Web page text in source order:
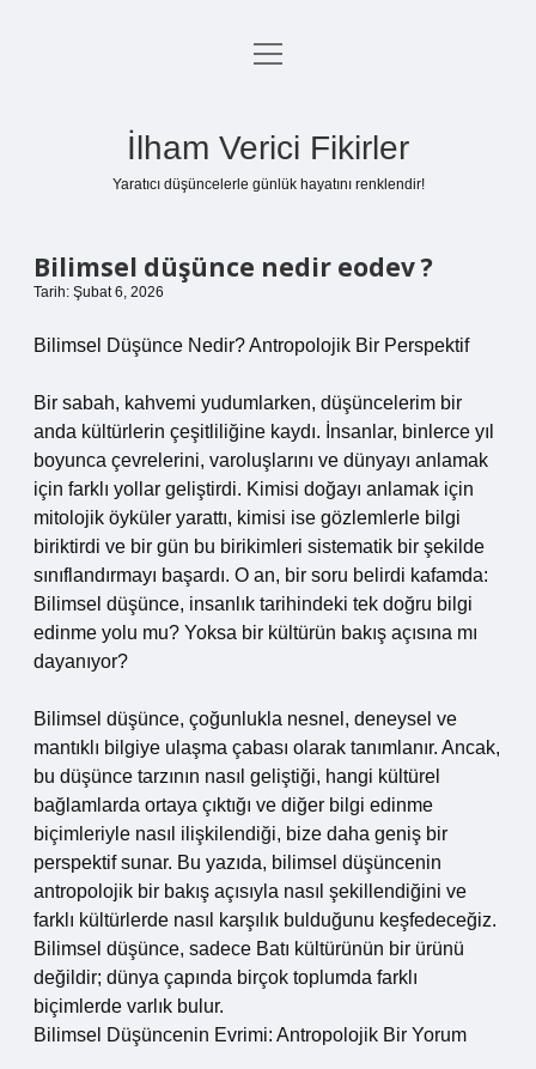
Anasayfa
menüyü
İlham Verici Fikirler
Yaratıcı düşüncelerle günlük hayatını renklendir!
Bilimsel düşünce nedir eodev ?
Tarih: Şubat 6, 2026
Bilimsel Düşünce Nedir? Antropolojik Bir Perspektif
Bir sabah, kahvemi yudumlarken, düşüncelerim bir
anda kültürlerin çeşitliliğine kaydı. İnsanlar, binlerce yıl
boyunca çevrelerini, varoluşlarını ve dünyayı anlamak
için farklı yollar geliştirdi. Kimisi doğayı anlamak için
mitolojik öyküler yarattı, kimisi ise gözlemlerle bilgi
biriktirdi ve bir gün bu birikimleri sistematik bir şekilde
sınıflandırmayı başardı. O an, bir soru belirdi kafamda:
Bilimsel düşünce, insanlık tarihindeki tek doğru bilgi
edinme yolu mu? Yoksa bir kültürün bakış açısına mı
dayanıyor?
Bilimsel düşünce, çoğunlukla nesnel, deneysel ve
mantıklı bilgiye ulaşma çabası olarak tanımlanır. Ancak,
bu düşünce tarzının nasıl geliştiği, hangi kültürel
bağlamlarda ortaya çıktığı ve diğer bilgi edinme
biçimleriyle nasıl ilişkilendiği, bize daha geniş bir
perspektif sunar. Bu yazıda, bilimsel düşüncenin
antropolojik bir bakış açısıyla nasıl şekillendiğini ve
farklı kültürlerde nasıl karşılık bulduğunu keşfedeceğiz.
Bilimsel düşünce, sadece Batı kültürünün bir ürünü
değildir; dünya çapında birçok toplumda farklı
biçimlerde varlık bulur.
Bilimsel Düşüncenin Evrimi: Antropolojik Bir Yorum